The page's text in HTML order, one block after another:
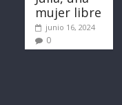
mujer libre
junio 16, 2024
0